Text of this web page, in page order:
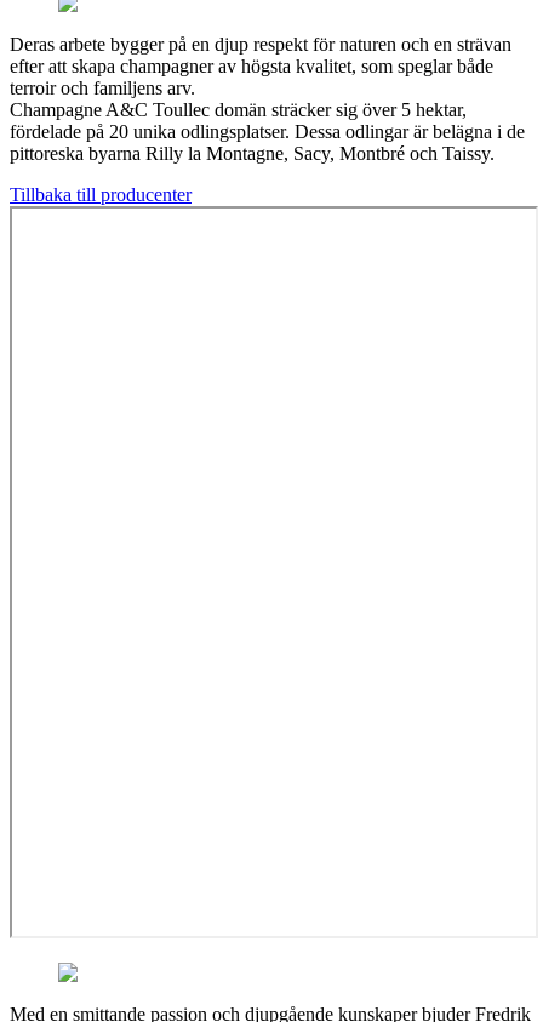
Deras arbete bygger på en djup respekt för naturen och en strävan
efter att skapa champagner av högsta kvalitet, som speglar både
terroir och familjens arv.
Champagne A&C Toullec domän sträcker sig över 5 hektar,
fördelade på 20 unika odlingsplatser. Dessa odlingar är belägna i de
pittoreska byarna Rilly la Montagne, Sacy, Montbré och Taissy.
Tillbaka till producenter
Med en smittande passion och djupgående kunskaper bjuder Fredrik